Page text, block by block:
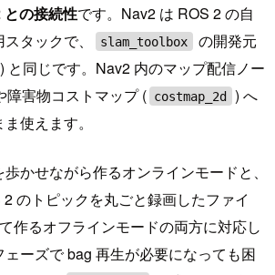
との接続性です。Nav2 は ROS 2 の自
タックで、
slam_toolbox
の開発元
と同じです。Nav2 内のマップ配信ノー
障害物コストマップ ( costmap_2d ) へ
使えます。
かせながら作るオンラインモードと、
のトピックを丸ごと録画したファイ
作るオフラインモードの両方に対応し
ーズで bag 再生が必要になっても困